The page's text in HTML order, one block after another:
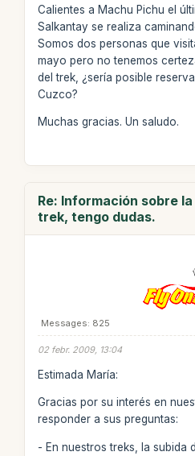
Calientes a Machu Pichu el
Salkantay se realiza
Somos dos personas que
mayo pero no tenemos
del trek, ¿sería posible
Cuzco?
Muchas gracias. Un saludo.
Re: Información sobre
trek, tengo dudas.
Messages: 825
02 febr. 2009, 13:04
Estimada María:
Gracias por su interés en
responder a sus preguntas:
- En nuestros treks, la subida